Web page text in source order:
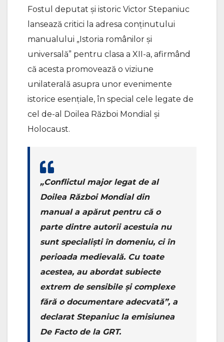
Fostul deputat și istoric Victor Stepaniuc
lansează critici la adresa conținutului
manualului „Istoria românilor și
universală” pentru clasa a XII-a, afirmând
că acesta promovează o viziune
unilaterală asupra unor evenimente
istorice esențiale, în special cele legate de
cel de-al Doilea Război Mondial și
Holocaust.
„Conflictul major legat de al
Doilea Război Mondial din
manual a apărut pentru că o
parte dintre autorii acestuia nu
sunt specialiști în domeniu, ci în
perioada medievală. Cu toate
acestea, au abordat subiecte
extrem de sensibile și complexe
fără o documentare adecvată”, a
declarat Stepaniuc la emisiunea
De Facto de la GRT.